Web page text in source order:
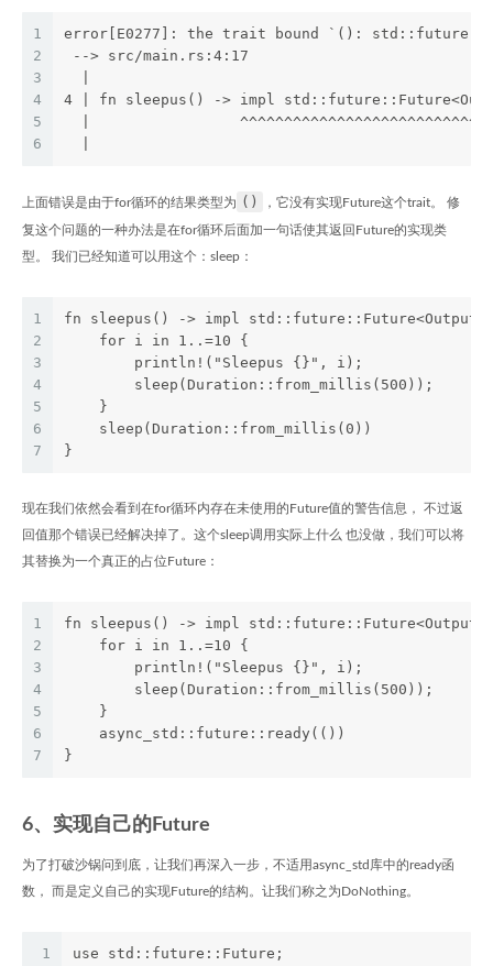
1
2
3
4
5
6
error[E0277]: the trait bound `():
--> src/main.rs:4:17
4 | fn sleepus() -> impl
|
上面错误是由于for循环的结果类型为 () ，它没有实现Future这个trait。 修
复这个问题的一种办法是在for循环后面加一句话使其返回Future的实现类
型。 我们已经知道可以用这个：sleep：
1
2
3
4
5
6
7
fn sleepus() -> impl
    for i in 1..=10 {
        println!("Sleepus {}", i);
        sleep(Duration::from_millis(500));
    }
    sleep(Duration::from_millis(0))
}
现在我们依然会看到在for循环内存在未使用的Future值的警告信息， 不过返
回值那个错误已经解决掉了。这个sleep调用实际上什么 也没做，我们可以将
其替换为一个真正的占位Future：
1
2
3
4
5
6
7
fn sleepus() -> impl
    for i in 1..=10 {
        println!("Sleepus {}", i);
        sleep(Duration::from_millis(500));
    }
    async_std::future::ready(())
}
6、实现自己的Future
为了打破沙锅问到底，让我们再深入一步，不适用async_std库中的ready函
数， 而是定义自己的实现Future的结构。让我们称之为DoNothing。
1
use std::future::Future;